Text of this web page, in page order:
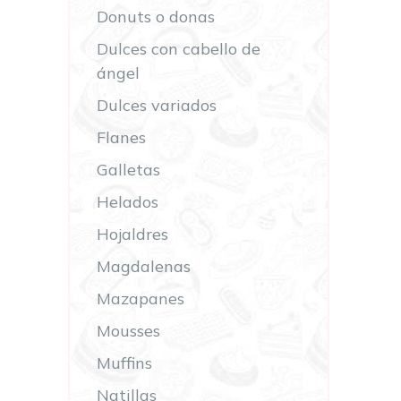
Donuts o donas
Dulces con cabello de
ángel
Dulces variados
Flanes
Galletas
Helados
Hojaldres
Magdalenas
Mazapanes
Mousses
Muffins
Natillas